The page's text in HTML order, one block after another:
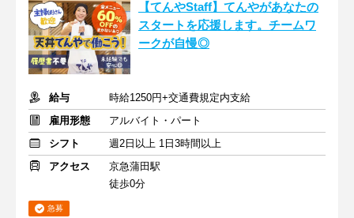
【てんやStaff】てんやがあなたの
スタートを応援します。チームワ
ークが自慢◎
給与
時給1250円+交通費規定内支給
雇用形態
アルバイト・パート
シフト
週2日以上 1日3時間以上
アクセス
京急蒲田駅
徒歩0分
急募